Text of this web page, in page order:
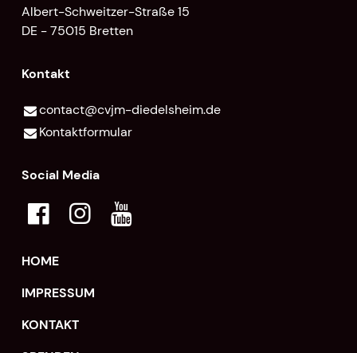
Albert-Schweitzer-Straße 15
DE - 75015 Bretten
Kontakt
contact@​cvjm-diedelsheim.​de
Kontaktformular
Social Media
HOME
IMPRESSUM
KONTAKT